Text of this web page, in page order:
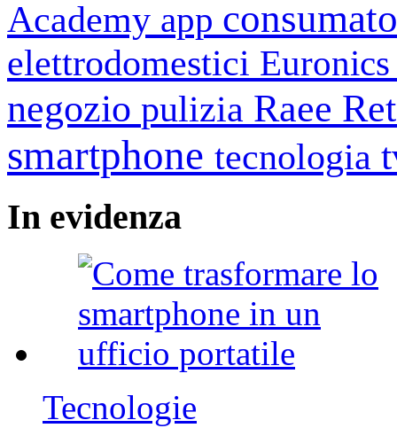
Academy app
elettrodomestici
negozio pulizia Raee
smartphone tecnologia
In evidenza
Tecnologie